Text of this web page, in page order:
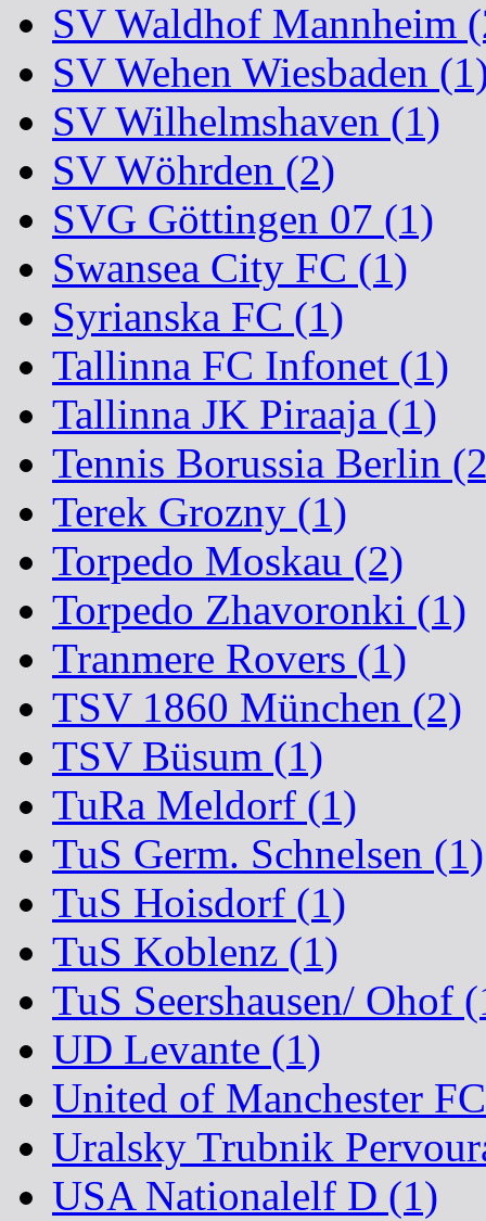
SV Waldhof Mannheim
SV Wehen Wiesbaden
SV Wilhelmshaven (1)
SV Wöhrden (2)
SVG Göttingen 07 (1)
Swansea City FC (1)
Syrianska FC (1)
Tallinna FC Infonet (1)
Tallinna JK Piraaja (1)
Tennis Borussia Berlin
Terek Grozny (1)
Torpedo Moskau (2)
Torpedo Zhavoronki (1)
Tranmere Rovers (1)
TSV 1860 München (2)
TSV Büsum (1)
TuRa Meldorf (1)
TuS Germ. Schnelsen (1)
TuS Hoisdorf (1)
TuS Koblenz (1)
TuS Seershausen/ Ohof
UD Levante (1)
United of Manchester
Uralsky Trubnik
USA Nationalelf D (1)